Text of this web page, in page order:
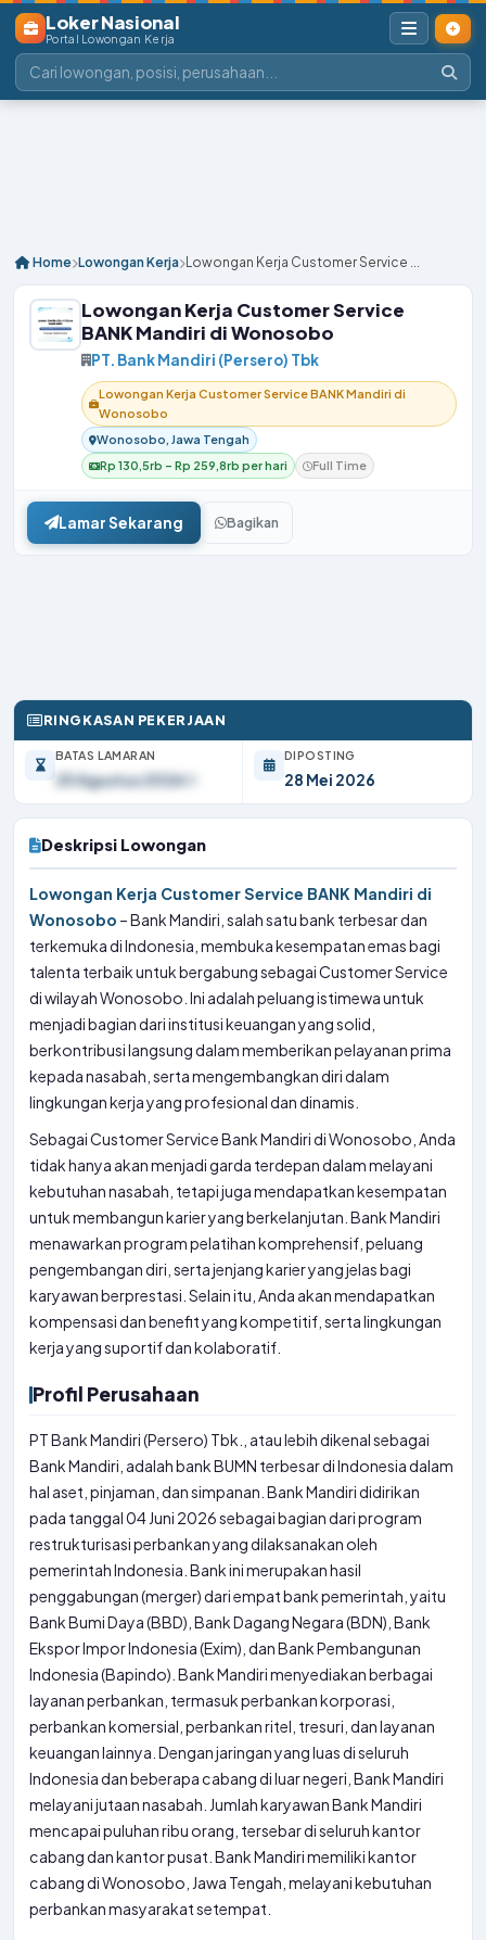
Loker Nasional
Portal Lowongan Kerja
Home Lowongan Kerja Lowongan Kerja Customer Service ...
Lowongan Kerja Customer Service
BANK Mandiri di Wonosobo
PT. Bank Mandiri (Persero) Tbk
Lowongan Kerja Customer Service BANK Mandiri di
Wonosobo
Wonosobo, Jawa Tengah
Rp 130,5rb – Rp 259,8rb per hari
Full Time
Lamar Sekarang Bagikan
RINGKASAN PEKERJAAN
BATAS LAMARAN
25 Agustus 2026
DIPOSTING
28 Mei 2026
Deskripsi Lowongan
Lowongan Kerja Customer Service BANK Mandiri di
Wonosobo – Bank Mandiri, salah satu bank terbesar dan
terkemuka di Indonesia, membuka kesempatan emas bagi
talenta terbaik untuk bergabung sebagai Customer Service
di wilayah Wonosobo. Ini adalah peluang istimewa untuk
menjadi bagian dari institusi keuangan yang solid,
berkontribusi langsung dalam memberikan pelayanan prima
kepada nasabah, serta mengembangkan diri dalam
lingkungan kerja yang profesional dan dinamis.
Sebagai Customer Service Bank Mandiri di Wonosobo, Anda
tidak hanya akan menjadi garda terdepan dalam melayani
kebutuhan nasabah, tetapi juga mendapatkan kesempatan
untuk membangun karier yang berkelanjutan. Bank Mandiri
menawarkan program pelatihan komprehensif, peluang
pengembangan diri, serta jenjang karier yang jelas bagi
karyawan berprestasi. Selain itu, Anda akan mendapatkan
kompensasi dan benefit yang kompetitif, serta lingkungan
kerja yang suportif dan kolaboratif.
Profil Perusahaan
PT Bank Mandiri (Persero) Tbk., atau lebih dikenal sebagai
Bank Mandiri, adalah bank BUMN terbesar di Indonesia dalam
hal aset, pinjaman, dan simpanan. Bank Mandiri didirikan
pada tanggal 04 Juni 2026 sebagai bagian dari program
restrukturisasi perbankan yang dilaksanakan oleh
pemerintah Indonesia. Bank ini merupakan hasil
penggabungan (merger) dari empat bank pemerintah, yaitu
Bank Bumi Daya (BBD), Bank Dagang Negara (BDN), Bank
Ekspor Impor Indonesia (Exim), dan Bank Pembangunan
Indonesia (Bapindo). Bank Mandiri menyediakan berbagai
layanan perbankan, termasuk perbankan korporasi,
perbankan komersial, perbankan ritel, tresuri, dan layanan
keuangan lainnya. Dengan jaringan yang luas di seluruh
Indonesia dan beberapa cabang di luar negeri, Bank Mandiri
melayani jutaan nasabah. Jumlah karyawan Bank Mandiri
mencapai puluhan ribu orang, tersebar di seluruh kantor
cabang dan kantor pusat. Bank Mandiri memiliki kantor
cabang di Wonosobo, Jawa Tengah, melayani kebutuhan
perbankan masyarakat setempat.